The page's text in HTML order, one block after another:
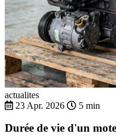
actualites
23 Apr. 2026
5 min
Durée de vie d'un